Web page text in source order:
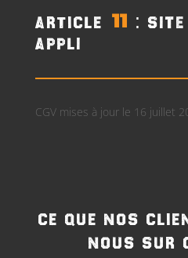
ARTICLE 1:
Appli
CGV mises à jour le 16 juillet
CE QUE NOS
NOUS SUR